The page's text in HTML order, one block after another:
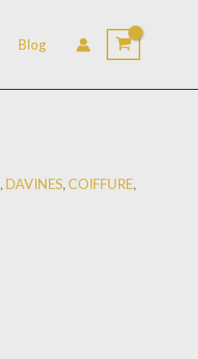
Blog
, DAVINES, COIFFURE,